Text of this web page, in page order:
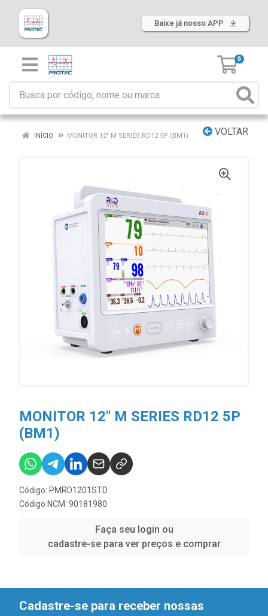
Baixe já nosso APP
0
VOLTAR
INÍCIO MONITOR 12" M SERIES RD12 5P (BM1)
MONITOR 12" M SERIES RD12 5P
(BM1)
Código: PMRD1201STD
Código NCM: 90181980
Faça seu login ou
cadastre-se para ver preços e comprar
Cadastre-se para receber nossas